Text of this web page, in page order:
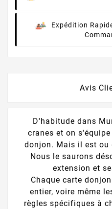
Expédition
Avis
D'habitude dans
cranes et on
donjon. Mais il est ou
Nous le saurons
extension et
Chaque carte
entier, voire même
règles spécifiques à